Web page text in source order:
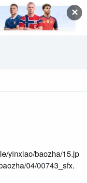
✕
yinxiao/baozha/15.jp
04/00743_sfx.